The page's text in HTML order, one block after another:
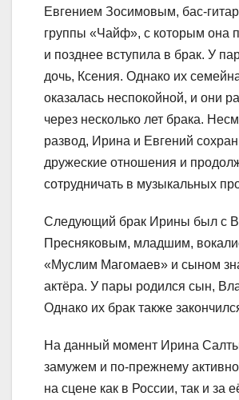
Евгением Зосимовым, бас-
группы «Чайф», с которым она
и позднее вступила в брак. У
дочь, Ксения. Однако их
оказалась неспокойной, и они
через несколько лет брака.
развод, Ирина и Евгений
дружеские отношения и
сотрудничать в музыкальных
Следующий брак Ирины был с
Пресняковым, младшим,
«Муслим Магомаев» и сыном
актёра. У пары родился сын,
Однако их брак также
На данный момент Ирина
замужем и по-прежнему
на сцене как в России, так и за